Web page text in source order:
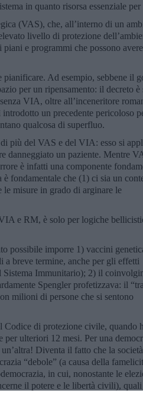
in quanto risorsa essenziale
(VAS), che, all’interno di un
livello di protezione
e programmi che possono
pianificare. Ad esempio, sebbene il
per un ripensamento: il decreto è
VIA, oltre all’inceneritore
un precedente pericoloso
qualcosa di superfluo.
più del VAS e del VIA: esso si
danneggiato un paziente. Mentre
è infatti una componente
fondamentale che (1) ci sia un
le misure in grado di arginare le
e RM, è solo per logiche
possibile imporre 1) vaccini
breve termine, anche per gli effetti
Sistema Immunitario); 2) il
Spengler profetizzava: il
milioni di persone che si sentono
Codice di protezione civile, quando
ulteriori 12 mesi. Per una
Diventa il fatto che la
“debole” (a causa della
in cui, nonostante le
il potere e le libertà civili),
democrazia? 2) è possibile che a